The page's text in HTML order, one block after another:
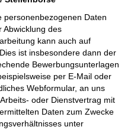
Daten
Abwicklung des
kann auch auf
ist insbesondere dann der
Bewerbungsunterlagen
per E-Mail oder
Webformular, an uns
oder Dienstvertrag mit
Daten zum Zwecke
unter